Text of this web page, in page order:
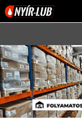
REGISZTRÁCIÓ